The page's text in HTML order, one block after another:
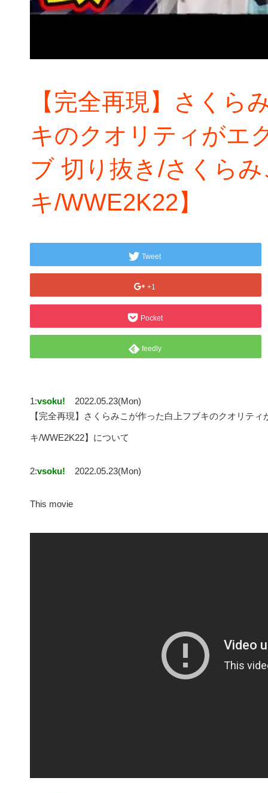
【完全再現】さくら
キのクオリティがエ
ブ 切り抜き/さくら
キ/WWE2K22】
Tweet
+1
Pocket
feedly
1:vsoku!
2022.05.23(Mon)
【完全再現】さくらみこが作った白上フブキのクオリテ
キ/WWE2K22】について
2:vsoku! 2022.05.23(Mon)
This movie